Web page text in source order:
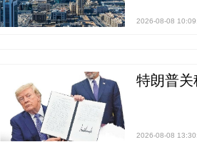
2026-08-08
特朗普关
2026-08-08